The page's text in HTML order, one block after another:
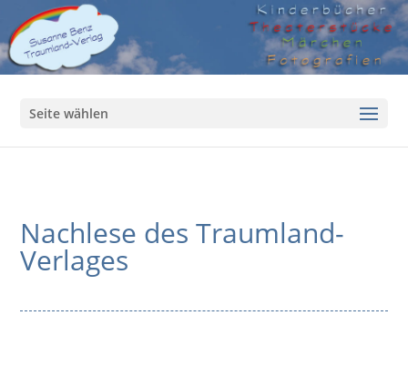
Seite wählen
Nachlese des Traumland-
Verlages